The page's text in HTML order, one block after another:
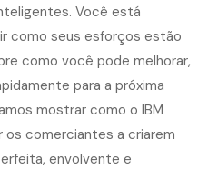
Você está
como seus esforços estão
como você pode melhorar,
para a próxima
mostrar como o IBM
os comerciantes a criarem
envolvente e